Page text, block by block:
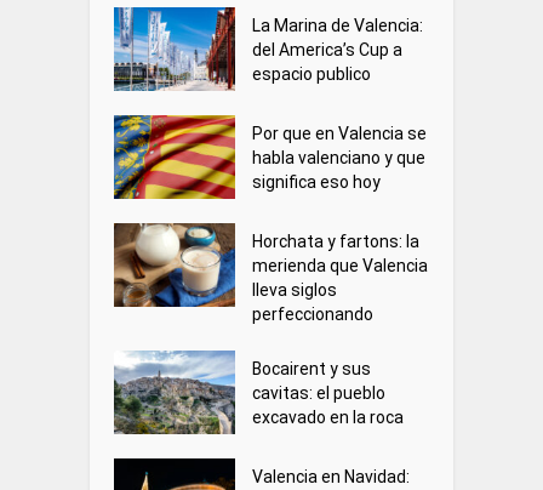
La Marina de Valencia:
del America’s Cup a
espacio publico
Por que en Valencia se
habla valenciano y que
significa eso hoy
Horchata y fartons: la
merienda que Valencia
lleva siglos
perfeccionando
Bocairent y sus
cavitas: el pueblo
excavado en la roca
Valencia en Navidad: